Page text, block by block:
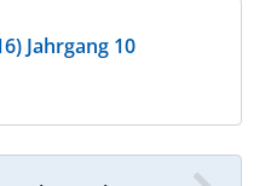
Jahrgang 10